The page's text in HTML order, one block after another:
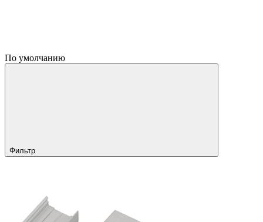
По умолчанию
Фильтр